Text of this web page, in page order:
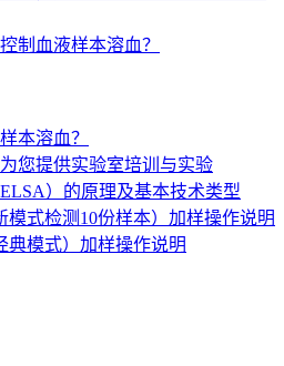
制血液样本溶血？
本溶血？
您提供实验室培训与实验
）的原理及基本技术类型
模式检测10份样本）加样操作说明
典模式）加样操作说明